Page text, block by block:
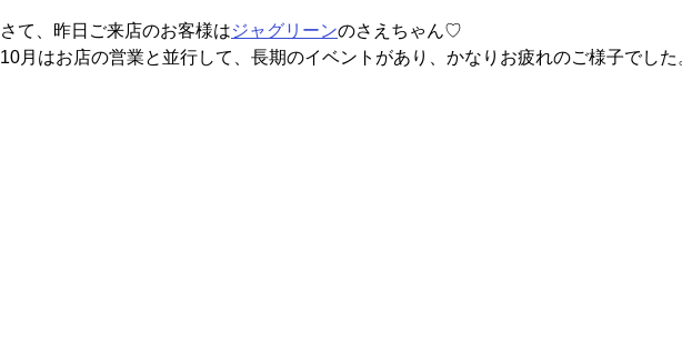
さて、昨日ご来店のお客様はジャグリーンのさえちゃん♡
10月はお店の営業と並行して、長期のイベントがあり、かなりお疲れのご様子でした